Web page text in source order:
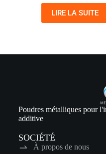
LIRE LA SUITE
Poudres métalliques pour
additive
SOCIÉTÉ
À propos de nous